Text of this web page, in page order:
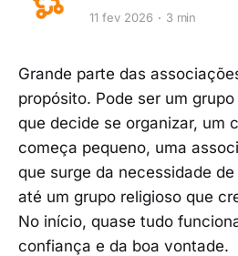
11 fev 2026 3 min
Grande parte das
propósito. Pode ser um
que decide se organizar, um
começa pequeno, uma
que surge da necessidade
até um grupo religioso que
No início, quase tudo
confiança e da boa vontade.